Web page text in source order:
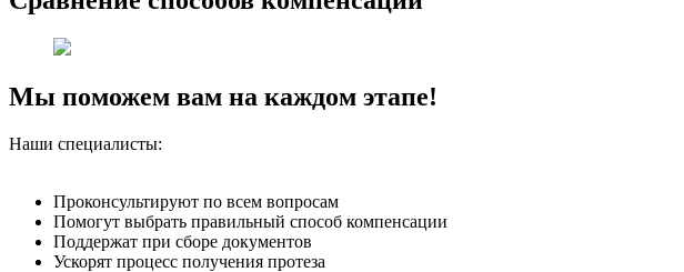
Мы поможем вам на каждом этапе!
Наши специалисты:
Проконсультируют по всем вопросам
Помогут выбрать правильный способ компенсации
Поддержат при сборе документов
Ускорят процесс получения протеза